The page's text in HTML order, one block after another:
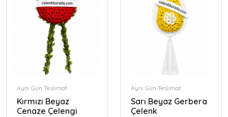
Aynı Gün Teslimat
Kırmızı Beyaz
Cenaze Çelengi
Aynı Gün Teslimat
Sarı Beyaz Gerbera
Çelenk